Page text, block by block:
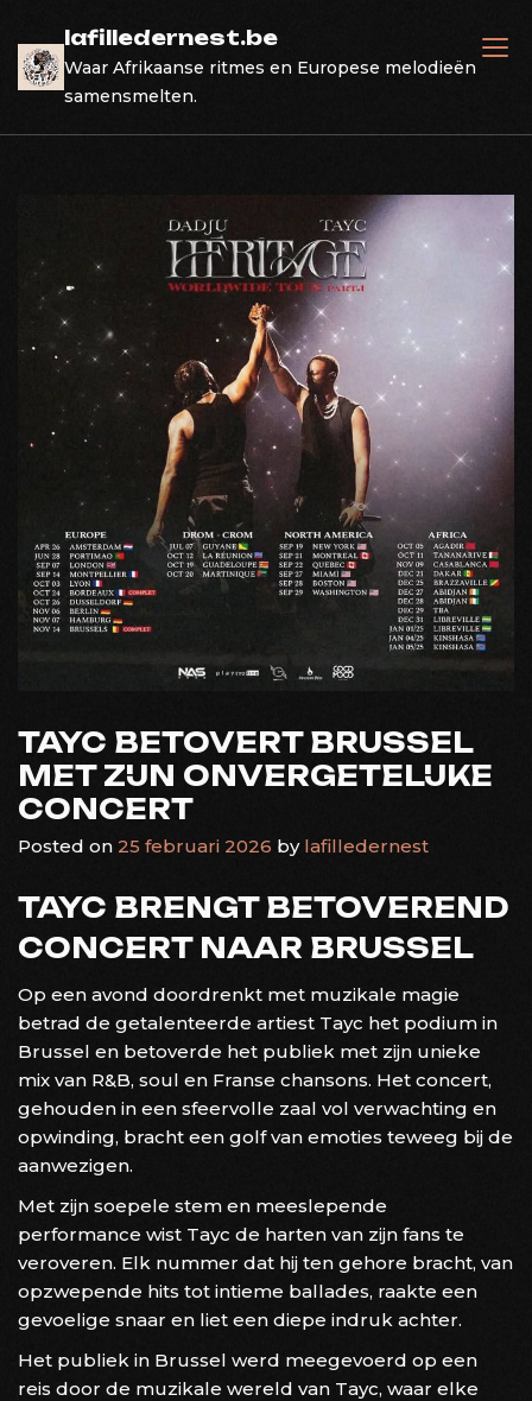
content
lafilledernest.be
Waar Afrikaanse ritmes en Europese melodieën
samensmelten.
TAYC BETOVERT BRUSSEL
MET ZIJN ONVERGETELIJKE
CONCERT
Posted on 25 februari 2026 by lafilledernest
TAYC BRENGT BETOVEREND
CONCERT NAAR BRUSSEL
Op een avond doordrenkt met muzikale magie
betrad de getalenteerde artiest Tayc het podium in
Brussel en betoverde het publiek met zijn unieke
mix van R&B, soul en Franse chansons. Het concert,
gehouden in een sfeervolle zaal vol verwachting en
opwinding, bracht een golf van emoties teweeg bij de
aanwezigen.
Met zijn soepele stem en meeslepende
performance wist Tayc de harten van zijn fans te
veroveren. Elk nummer dat hij ten gehore bracht, van
opzwepende hits tot intieme ballades, raakte een
gevoelige snaar en liet een diepe indruk achter.
Het publiek in Brussel werd meegevoerd op een
reis door de muzikale wereld van Tayc, waar elke